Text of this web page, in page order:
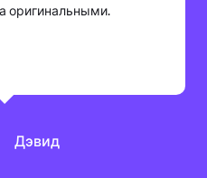
оригинальными.
Дэвид